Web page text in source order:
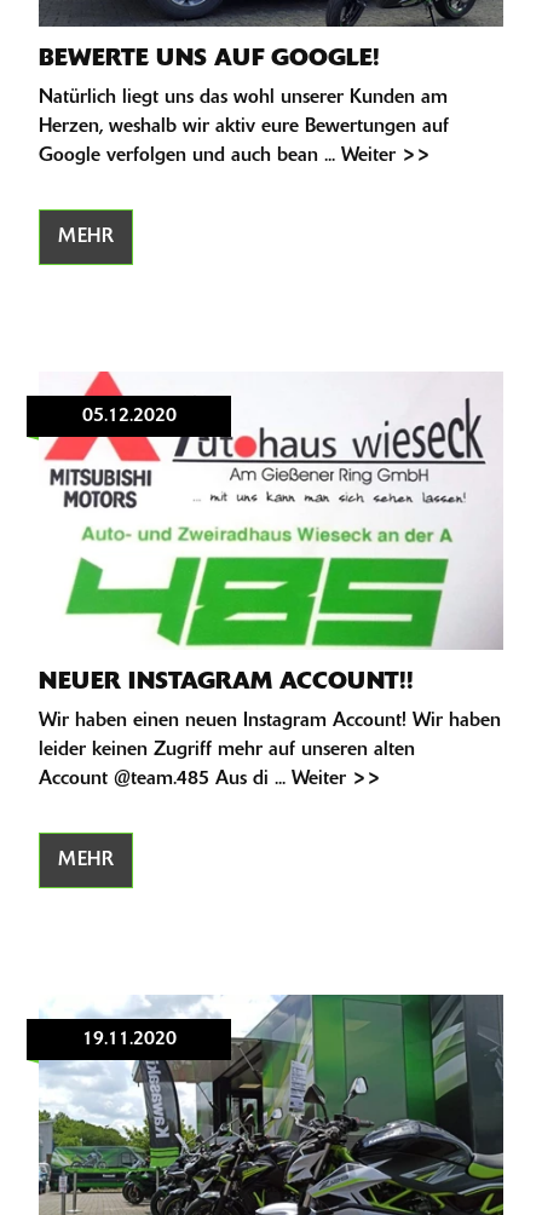
BEWERTE UNS AUF GOOGLE!
Natürlich liegt uns das wohl unserer Kunden am
Herzen, weshalb wir aktiv eure Bewertungen auf
Google verfolgen und auch bean ... Weiter >>
MEHR
05.12.2020
NEUER INSTAGRAM ACCOUNT!!
Wir haben einen neuen Instagram Account! Wir haben
leider keinen Zugriff mehr auf unseren alten
Account @team.485 Aus di ... Weiter >>
MEHR
19.11.2020